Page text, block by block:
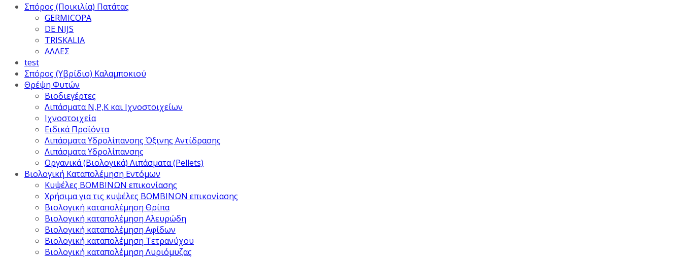
Σπόρος (Ποικιλία) Πατάτας
GERMICOPA
DE NIJS
TRISKALIA
ΑΛΛΕΣ
test
Σπόρος (Υβρίδιο) Καλαμποκιού
Θρέψη Φυτών
Βιοδιεγέρτες
Λιπάσματα Ν,Ρ,Κ και Ιχνοστοιχείων
Ιχνοστοιχεία
Ειδικά Προϊόντα
Λιπάσματα Υδρολίπανσης Όξινης Αντίδρασης
Λιπάσματα Υδρολίπανσης
Οργανικά (Βιολογικά) Λιπάσματα (Pellets)
Βιολογική Καταπολέμηση Εντόμων
Κυψέλες ΒΟΜΒΙΝΩΝ επικονίασης
Χρήσιμα για τις κυψέλες ΒΟΜΒΙΝΩΝ επικονίασης
Βιολογική καταπολέμηση Θρίπα
Βιολογική καταπολέμηση Αλευρώδη
Βιολογική καταπολέμηση Αφίδων
Βιολογική καταπολέμηση Τετρανύχου
Βιολογική καταπολέμηση Λυριόμυζας